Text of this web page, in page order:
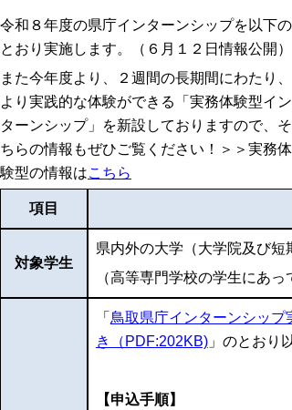
令和８年度の県庁インターンシップを以下の
とおり実施します。（６月１２日情報公開）
また今年度より、２週間の長期間にわたり、
より実践的な体験ができる「実務体験型イン
ターンシップ」を新設しておりますので、そ
ちらの情報もぜひご覧ください！＞＞実務体
験型の情報はこちら
項目
対象学生
県内外の大学（大学院及び
（高等専門学校の学生にあ
「 鳥取県庁インターンシッ
き（PDF:202KB)」のとおり
【申込手順】